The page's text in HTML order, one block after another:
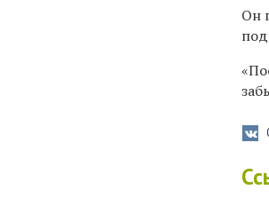
Он